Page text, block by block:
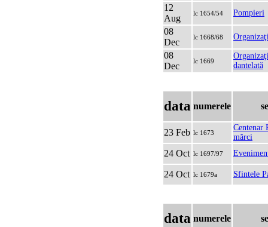
12
Aug
lc 1654/54 Pompieri
08
Dec
lc 1668/68
08
Dec
lc 1669
dantelată
data numerele
23 Feb lc 1673
Centenar
mărci
24 Oct lc 1697/97
24 Oct lc 1679a Sfintele
data numerele